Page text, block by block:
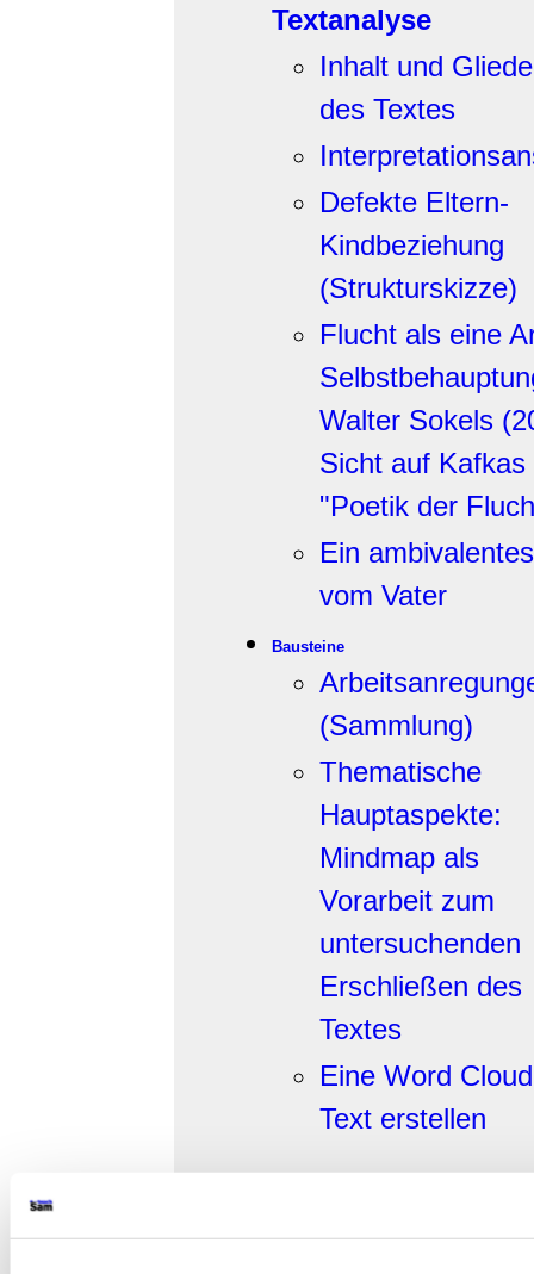
Textanalyse
Inhalt und
des Textes
Defekte Eltern-
Kindbeziehung
(Strukturskizze)
Flucht als eine
Walter Sokels
Sicht auf Kafkas
"Poetik der
Ein
vom Vater
Bausteine
(Sammlung)
Thematische
Hauptaspekte:
Mindmap als
Vorarbeit zum
untersuchenden
Erschließen des
Textes
Eine Word
Text erstellen
Sozialisation Franz